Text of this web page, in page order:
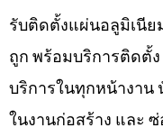
รับติดตั้งแผ่นอลูมิเนีย
ถูก พร้อมบริการติดตั้
บริการในทุกหน้างาน
ในงานก่อสร้าง และ